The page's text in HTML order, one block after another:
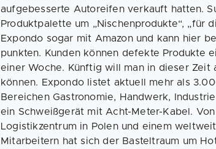
aufgebesserte Autoreifen verkauft hatten.
Produktpalette um „Nischenprodukte“, „für
Expondo sogar mit Amazon und kann hier
punkten. Kunden können defekte Produkte
einer Woche. Künftig will man in dieser Zeit
können. Expondo listet aktuell mehr als
Bereichen Gastronomie, Handwerk,
ein Schweißgerät mit Acht-Meter-Kabel.
Logistikzentrum in Polen und einem
Mitarbeitern hat sich der Basteltraum um